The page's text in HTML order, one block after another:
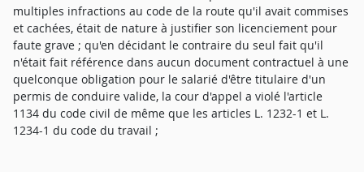
multiples infractions au code de la route qu'il avait commises
et cachées, était de nature à justifier son licenciement pour
faute grave ; qu'en décidant le contraire du seul fait qu'il
n'était fait référence dans aucun document contractuel à une
quelconque obligation pour le salarié d'être titulaire d'un
permis de conduire valide, la cour d'appel a violé l'article
1134 du code civil de même que les articles L. 1232-1 et L.
1234-1 du code du travail ;